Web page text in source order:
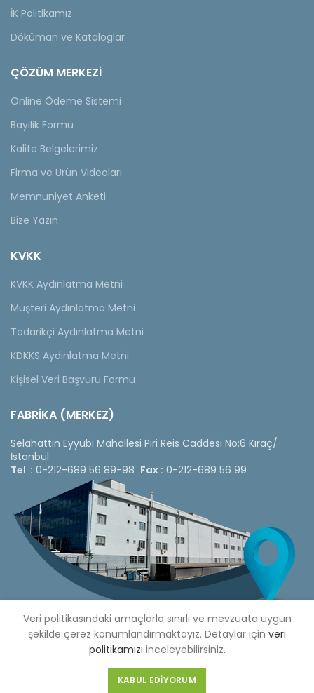
İK Politikamız
Döküman ve Kataloglar
ÇÖZÜM MERKEZİ
Online Ödeme Sistemi
Bayilik Formu
Kalite Belgelerimiz
Firma ve Ürün Videoları
Memnuniyet Anketi
Bize Yazın
KVKK
KVKK Aydınlatma Metni
Müşteri Aydınlatma Metni
Tedarikçi Aydınlatma Metni
KDKKS Aydınlatma Metni
Kişisel Veri Başvuru Formu
FABRİKA (MERKEZ)
Selahattin Eyyubi Mahallesi Piri Reis Caddesi No:6 Kıraç/
İstanbul
Tel : 0-212-689 56 89-98 Fax : 0-212-689 56 99
Copyright © 2020 Çetinkaya Pano |Çetinkaya Pano Fiyat
Listesi
Veri politikasındaki amaçlarla sınırlı ve mevzuata uygun
şekilde çerez konumlandırmaktayız. Detaylar için veri
politikamızı inceleyebilirsiniz.
KABUL EDIYORUM